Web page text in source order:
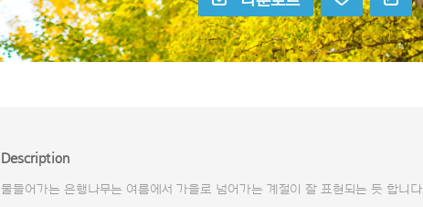
Description
물들어가는 은행나무는 여름에서 가을로 넘어가는 계절이 잘 표현되는 듯 합니다.